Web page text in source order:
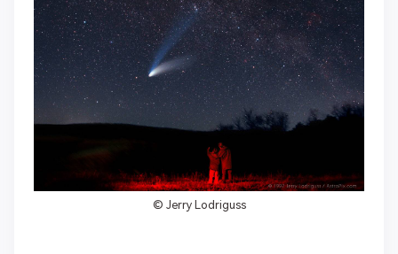
© Jerry Lodriguss